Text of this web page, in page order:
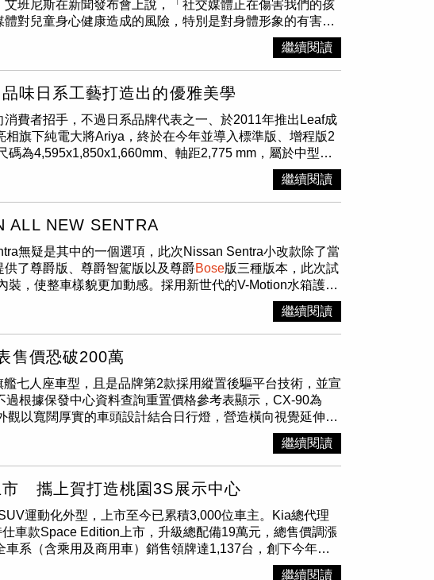
在改款配備升級超過15萬後，再享限量優惠價舊換新86.9
鬆開回家（或低月付9,990元起）入主方案。此外，進軍電
於龍頭和泰汽車旗下Toyota在今年前11月銷量達114,292
車也宣布，12月入主Vios、Corolla Altis、Sienta、Town
享高額0利率、5年14萬公里延保等優惠；而純電休旅
方案，旗下純電休旅bZ4X更有達12萬元的折價。（圖／黃
非是強制提供。《Which?》的專家也注意到，海信的智
連接到包括臉書和Google在內的多個追蹤器。除此之
看手機上所有其他應用程式的能力。對此，三星和海信的
品也有遵守相關法律規定。除家用設備外，智慧型揚聲器
、亞馬遜（Amazon）Echo Pop和Google Nest Mini（2
個追蹤器，其中包括臉書、Google和數位營銷公司
讓用戶可以跳過部分共享資料的請求。但是亞馬遜和
遜發言人表示「產品設計中有包含保護客戶的隱私和安
易於使用的控制—包括物理按鈕或快門、簡單的應用程式
和服務如何運行以及提供哪些選項。」Google的發言人則
遵守相關隱私法規，並向用戶提供關於收集的資料及其用
器上增加隱私控制時，可以使用訪客模式來進行。當訪客
聯絡人，並自動刪除音頻記錄和Google Assistant活
環境設置，結合駕駛面部偵測攝影機主動監控駕駛精神狀
以284ps/45.9kg-m動力達到14km/L一級能源效率表現，
整，並可選配滿足個人風格以暖沙棕內飾，搭配大量麂皮
砂白Nappa座椅，輔以經典Kakenui日式懸浮縫合工藝、
班尼斯在新聞發布會上說，「社交媒體正在傷害我們的孩
對兒童身心健康造成的風險，特別是對身體形象的有害描
你是1個14歲的孩子，在你經歷生活的變化和逐漸成熟的
就是傾聽，然後採取行動」。艾班尼斯表示，相關立法將
反對黨自由黨表示支持禁令。事實上，許多國家已宣布要
格的政策之一。到目前為止，還沒有司法管轄區嘗試使用
齡限制，然而，目前澳洲正在試驗年齡驗證系統，以協助
包括迄今為止任何國家實施的嚴格控制措施。對於獲得父
認為，社交媒體平台有責任證明他們正在採取合理措施來
蘭（Michelle Rowland）表示，受影響的平台包括Meta
馬斯克（Elon Musk）的X，他補充YouTube也可能屬於該
歌在內的代表機構數位產業集團表示，這項措施可以讓年
來西亞行動電話服務業者DIGI董事總經理柏思（Sunita
間，培養數位素養，並保護年輕人免受網路傷害，而不是
用社群媒體，不過用戶可以在獲得父母同意的情況下避免
的資料必須徵求家長同意，導致大多數社群媒體平台禁止
繼續閱讀
味日系工藝打造出的優雅美學
費者招手，不過日系品牌代表之一、於2011年推出Leaf成
旗下純電大將Ariya，終於在今年並導入標準版、增程版2
為4,595x1,850x1,660mm、軸距2,775 mm，屬於中型電
起來圓潤卻又不失簡潔，同時還保有低風阻。車頭最搶眼
紋，加上鋒利設計的LED頭燈組、方向燈，還有車尾的橫
計，具有極高辨識度。大面積的黑色盾型護罩，更提高
部以「粋（Iki）、行燈（Andon）、組子（Kumiko）」
面板，並加入觸控感知功能可調整空調，中間下方則可設
起整體內裝質感，在試駕時令人印象非常深刻。木紋觸控
有排檔桿，還有行車模式設定、e-Pedal功能按鈕。（圖／
直覺、容易上手，也內建導航系統可找到最近的充電站；
，以及後座出風口等，而此次增程版車型更配有10.3吋
／通風／加熱功能、10支
Premium音響系統。無線
孔以及加熱座椅設定。（圖／劉耿豪攝）副駕駛座前方有
拉開障版下方和左右側也有額外的收納空間，而增程版還
下方還有額外的收納空間。（圖／劉耿豪攝）值得注意的
能依照駕駛需求前後挪移，一開始看到其實會想說「這有
的情形，剛好可以將中央扶手往後調整，然後輕鬆移到副
其他車款鮮少出現的功能。（圖／劉耿豪攝）目前導入的
組，最大擁有238hp/30.6kgm的輸出功率，同時還具備548
焦慮的問題，而且使用快充的話，30分鐘就可以完成20%
有238hp/30.6kgm的輸出功率。（圖／劉耿豪攝）實際上
前往陽明山時，轉換Sport運動模式後，可以感受到上
噪音隔絕工程，因此可以降低風切聲或輪胎音，所以在車
智行駕駛輔助系統，守護車內駕駛乘員。Ariya切換為
攝）Ariya全車系配有Level 2等級的ProPilot智行駕駛輔助
更質感的內裝、更具辨識度的外型，都完整表現出品牌休
出的優雅、成熟，還是讓人耳目一新。今年國內200台的
繼續閱讀
ALL NEW SENTRA
無疑是其中的一個選項，此次Nissan Sentra小改款除了當
了尊爵版、尊爵智駕版以及尊爵Bose版三種版本，此次試
裝，使整車樣貌更加動感。採用新世代的V-Motion水箱護罩
的Sentra在外型上除了原先流線的身段外，在外觀上換上
大面積網格增加豪華感受。兩旁的LED頭燈整合了HBA遠
發現腳下踩著全新17吋雙色切削鋁圈。 整輛車於外觀上
／黃威彬攝）。車尾部分，在後箱蓋使用了鴨尾樣式，令
凸顯跑格形象（圖／黃威彬攝）。車室中以雙色內裝鋪
橘黑雙色可選。而在駕駛介面上，儀表採用了傳統指針及
規Sentra的腳步，採用了12.3吋觸控螢幕配置，並整合了
像鏡頭，使視聽娛樂及環境周圍監控更加便利，而下方則
在排檔週邊則加入了電子手煞車及AutoHold按鍵。在視聽
音響系統，讓車艙中的質感更加提升，座椅則是當家的
，而在家庭用車之中非常重要的後座空間更是令人驚豔，
的空間。而在後廂空間之中搭配著6/4分離座椅可彈性運
增了靠近車輛時自動解鎖與上鎖功能，車鑰匙離門把觸控
車輛，此配置於Sentra上實屬新穎之作。內裝使用了雙色
）。全新12.3吋螢幕並可連接 Apple CarPlay及Android
針式配置，便利駕駛觀看資訊（圖／黃威彬攝）。全車搭
）。3D Relax座椅一直是NISSAN最引以為傲的設計（圖／
繼續閱讀
售價恐破200萬
七人座車型，且是品牌第2款採用縱置後驅平台技術，並宣
根據保發中心資料查詢重置價格參考表顯示，CX-90為
以寬闊厚實的車頭設計結合日行燈，營造橫向視覺延伸
擴輪拱設計與專屬 21 吋雙色鑽石切割式鋁合金輪圈。車
為整體視覺與觸覺帶來更尊榮的享受。CX-90 搭載3.3L直
的 SKYACTIV-DRIVE八速手自排變速系統，具備
時，受惠於CX-90 3,120mm長軸距設定，除了帶來寬敞、
座椅電動輔助One Touch Walk-in按鍵，讓第三排座乘客輕
車型配置雙模式大型全景天窗，提供寬敞明亮車室空間，
雙前座導流式通風功能。不僅如此，CX-90具備12.3吋全
導航方向指引的大型前擋投影式全彩抬頭顯示器等，能完
還有全車6組USB Type-C充電功能與無線充電裝置。CX-90
繼續閱讀
攜上賀打造桃園3S展示中心
運動化外型，上市至今已累積3,000位車主。Kia總代理
車款Space Edition上市，升級總配備19萬元，總售價調漲
系（含乘用及商用車）銷售領牌達1,137台，創下今年第2
，再創歷史新高單月銷售紀錄。累計2024年1月至3月，Kia
繼續閱讀